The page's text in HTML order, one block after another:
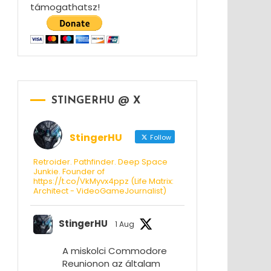
támogathatsz!
STINGERHU @ X
StingerHU Follow
Retroider. Pathfinder. Deep Space
Junkie. Founder of
https://t.co/VkMyvx4ppz (Life Matrix:
Architect - VideoGameJournalist)
StingerHU 1 Aug
A miskolci Commodore
Reunionon az általam